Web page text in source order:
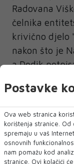
Radovana
čelnika
krivično djelo
nakon što je
a Dodik
i sigurnosnih
elmedin
Postavke
Ova web stranica
korištenja stranice. Od
spremaju u vaš
osnovnih
nam pomažu kod
stranice. Ovi kolačići